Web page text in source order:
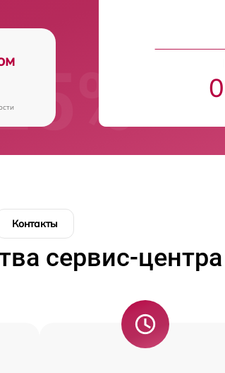
Контакты
сервис-центра